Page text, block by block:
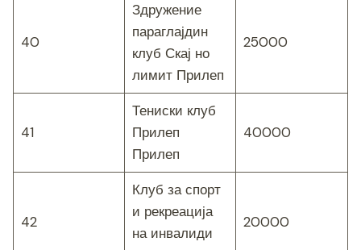
40
Здружение
параглајдин
клуб Скај но
лимит Прилеп
25000
41
Тениски клуб
Прилеп
Прилеп
40000
42
Клуб за спорт
и рекреација
на инвалиди
20000